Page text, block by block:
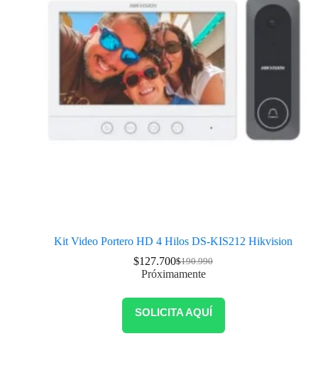
Kit Video Portero HD 4 Hilos DS-KIS212 Hikvision
$190.990
$127.700
Próximamente
SOLICITA AQUÍ